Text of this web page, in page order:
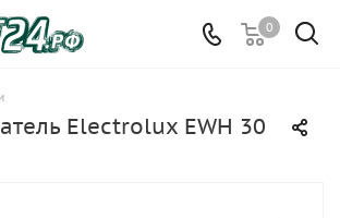
0
Electrolux EWH 30